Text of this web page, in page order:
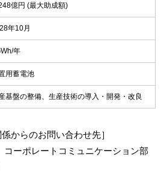
億円 (最大助成額)
年10月
年
用蓄電池
基盤の整備、生産技術の導入・開発・改良
からのお問い合わせ先］
ーポレートコミュニケーション部